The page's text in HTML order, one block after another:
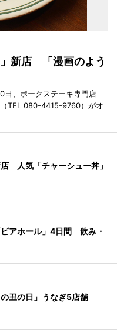
新店 「漫画のよう
日、ポークステーキ専門店
（TEL 080-4415-9760）がオ
人気「チャーシュー丼」
アホール」4日間 飲み・
丑の日」うなぎ5店舗